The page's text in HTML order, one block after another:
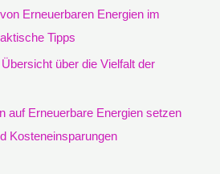
Erneuerbaren Energien im
Tipps
über die Vielfalt der
auf Erneuerbare Energien setzen
Kosteneinsparungen